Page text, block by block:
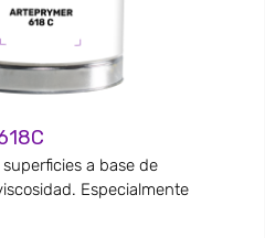
a base de
Especialmente